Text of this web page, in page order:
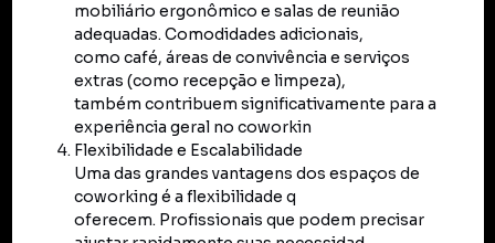
mobiliário ergonômico e salas de reunião
adequadas. Comodidades adicionais,
como café, áreas de convivência e serviços
extras (como recepção e limpeza),
também contribuem significativamente para a
experiência geral no coworkin
Flexibilidade e Escalabilidade
Uma das grandes vantagens dos espaços de
coworking é a flexibilidade q
oferecem. Profissionais que podem precisar